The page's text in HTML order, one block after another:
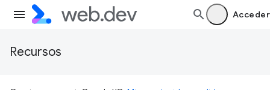
Acceder
Recursos